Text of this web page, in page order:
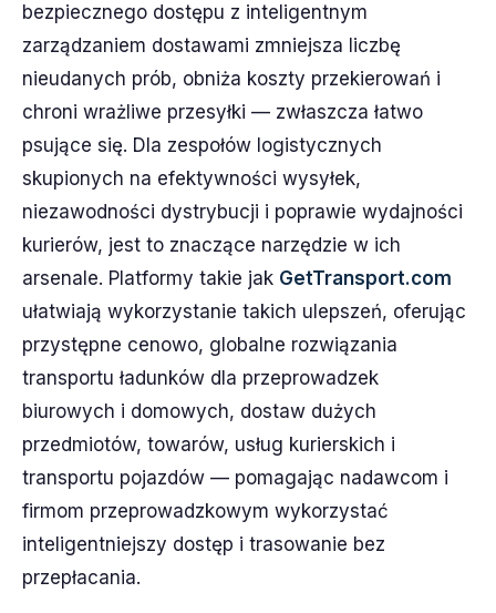
bezpiecznego dostępu z inteligentnym
zarządzaniem dostawami zmniejsza liczbę
nieudanych prób, obniża koszty przekierowań i
chroni wrażliwe przesyłki — zwłaszcza łatwo
psujące się. Dla zespołów logistycznych
skupionych na efektywności wysyłek,
niezawodności dystrybucji i poprawie wydajności
kurierów, jest to znaczące narzędzie w ich
arsenale. Platformy takie jak GetTransport.com
ułatwiają wykorzystanie takich ulepszeń, oferując
przystępne cenowo, globalne rozwiązania
transportu ładunków dla przeprowadzek
biurowych i domowych, dostaw dużych
przedmiotów, towarów, usług kurierskich i
transportu pojazdów — pomagając nadawcom i
firmom przeprowadzkowym wykorzystać
inteligentniejszy dostęp i trasowanie bez
przepłacania.